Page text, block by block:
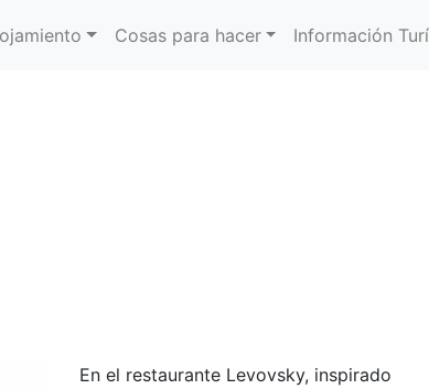
Cosas para hacer Información
En el restaurante Levovsky, inspirado